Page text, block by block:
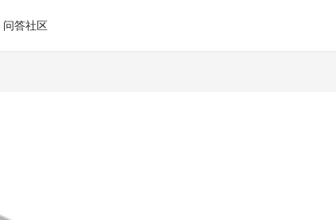
问答社区